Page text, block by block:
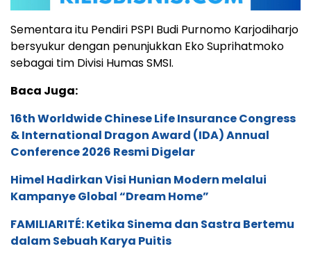
Sementara itu Pendiri PSPI Budi Purnomo Karjodiharjo
bersyukur dengan penunjukkan Eko Suprihatmoko
sebagai tim Divisi Humas SMSI.
Baca Juga:
16th Worldwide Chinese Life Insurance Congress
& International Dragon Award (IDA) Annual
Conference 2026 Resmi Digelar
Himel Hadirkan Visi Hunian Modern melalui
Kampanye Global “Dream Home”
FAMILIARITÉ: Ketika Sinema dan Sastra Bertemu
dalam Sebuah Karya Puitis